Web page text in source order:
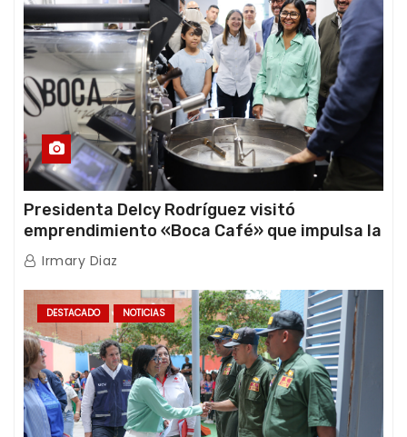
Presidenta Delcy Rodríguez visitó
emprendimiento «Boca Café» que impulsa la
producción nacional hacia mercados
internacionales
Irmary Diaz
DESTACADO NOTICIAS